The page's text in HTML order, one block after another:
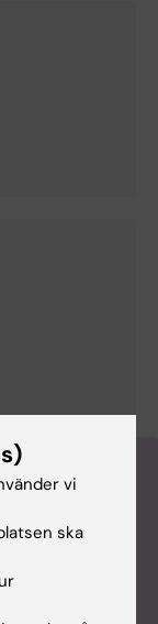
vi
ska